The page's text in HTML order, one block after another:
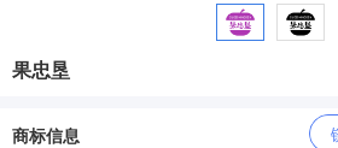
果忠垦
商标信息